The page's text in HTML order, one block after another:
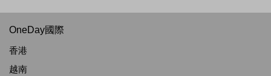
OneDay國際
香港
越南